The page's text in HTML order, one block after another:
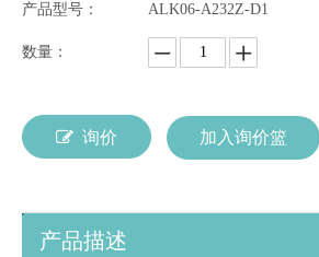
产品型号：
ALK06-A232Z-D1
数量：
询价 加入询价篮
产品描述